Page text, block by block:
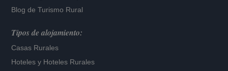
Blog de Turismo Rural
Tipos de alojamiento:
Casas Rurales
Hoteles y Hoteles Rurales